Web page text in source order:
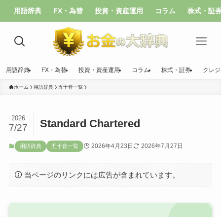
用語辞典 FX・為替 投資・資産運用 コラム 株式・証
用語辞典 FX・為替 投資・資産運用 コラム 株式・証券 クレ
ホーム 用語辞典 五十音一覧
Standard Chartered
2026
7/27
用語辞典 五十音一覧 2026年4月23日 2026年7月27日
当ページのリンクには広告が含まれています。